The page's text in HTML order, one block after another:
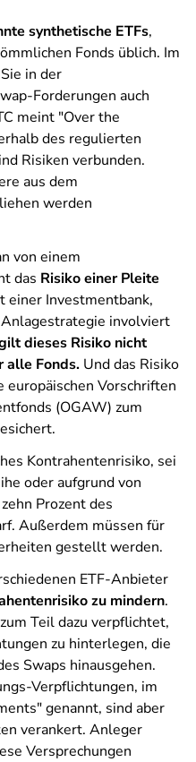
synthetische ETFs,
Fonds üblich. Im
in der
Forderungen auch
meint "Over the
des regulierten
Risiken verbunden.
aus dem
werden
von einem
das Risiko einer Pleite
einer Investmentbank,
involviert
dieses Risiko nicht
alle Fonds. Und das Risiko
europäischen Vorschriften
(OGAW) zum
Kontrahentenrisiko, sei
oder aufgrund von
Prozent des
Außerdem müssen für
gestellt werden.
ETF-Anbieter
zu mindern.
Teil dazu verpflichtet,
zu hinterlegen, die
Swaps hinausgehen.
Verpflichtungen, im
genannt, sind aber
verankert. Anleger
Versprechungen